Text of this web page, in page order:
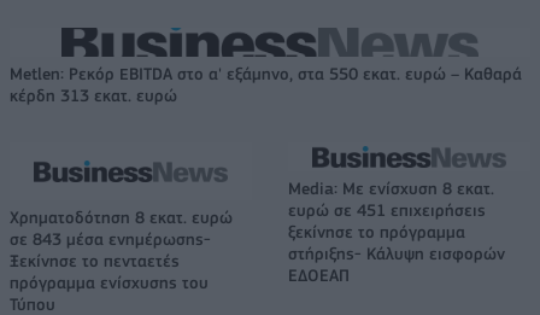
Metlen: Ρεκόρ EBITDA στο α' εξάμηνο, στα 550 εκατ. ευρώ – Καθαρά
κέρδη 313 εκατ. ευρώ
Χρηματοδότηση 8 εκατ. ευρώ
σε 843 μέσα ενημέρωσης-
Ξεκίνησε το πενταετές
πρόγραμμα ενίσχυσης του
Τύπου
Media: Με ενίσχυση 8 εκατ.
ευρώ σε 451 επιχειρήσεις
ξεκίνησε το πρόγραμμα
στήριξης- Κάλυψη εισφορών
ΕΔΟΕΑΠ